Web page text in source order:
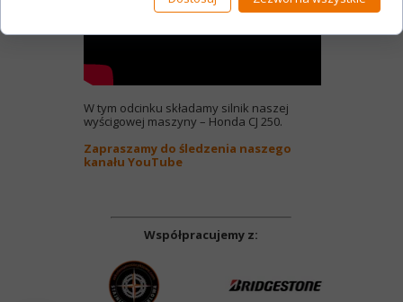
W tym odcinku składamy silnik naszej
wyścigowej maszyny – Honda CJ 250.
Zapraszamy do śledzenia naszego
kanału YouTube
Współpracujemy z: